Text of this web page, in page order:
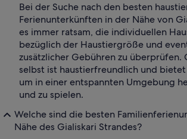
Bei der Suche nach den besten
Ferienunterkünften in der Nähe von
es immer ratsam, die individuellen
bezüglich der Haustiergröße und
zusätzlicher Gebühren zu überprüfen.
selbst ist haustierfreundlich und bietet
um in einer entspannten Umgebung
und zu spielen.
Welche sind die besten
Nähe des Gialiskari Strandes?